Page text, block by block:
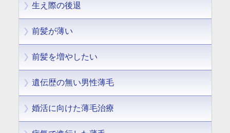
生え際の後退
前髪が薄い
前髪を増やしたい
遺伝歴の無い男性薄毛
婚活に向けた薄毛治療